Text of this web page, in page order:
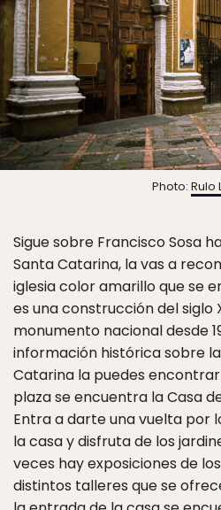
Photo: Rulo
Sigue sobre Francisco Sosa
Santa Catarina, la vas a
iglesia color amarillo que se
es una construcción del siglo
monumento nacional desde
información histórica sobre
Catarina la puedes encontrar
plaza se encuentra la Casa
Entra a darte una vuelta por
la casa y disfruta de los
veces hay exposiciones de
distintos talleres que se